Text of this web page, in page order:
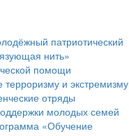
патриотический
нить»
помощи
терроризму и экстремизму
отряды
молодых семей
«Обучение